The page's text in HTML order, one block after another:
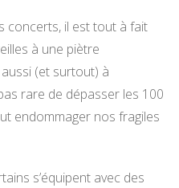
concerts, il est tout à fait
à une piètre
(et surtout) à
rare de dépasser les 100
endommager nos fragiles
s’équipent avec des